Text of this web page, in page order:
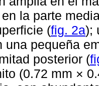
la parte
(fig. 2a);
una pequeña
posterior (
(0.72 mm ×